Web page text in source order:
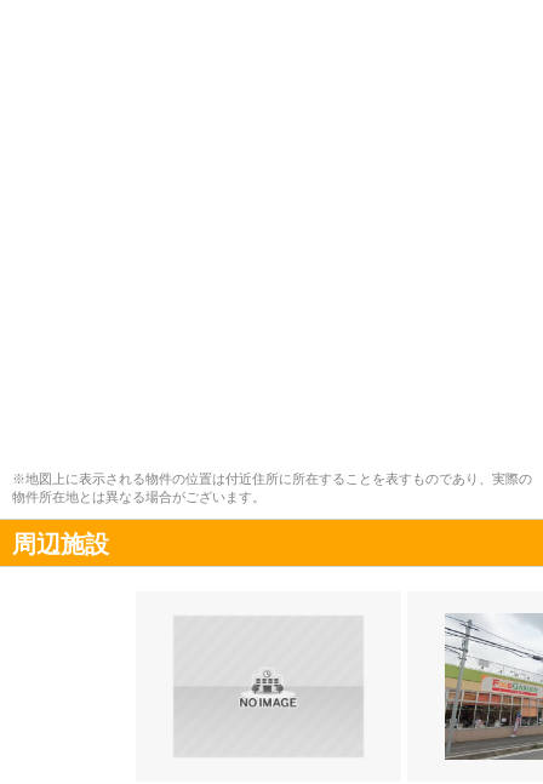
※地図上に表示される物件の位置は付近住所に所在することを表すものであり、実際の
物件所在地とは異なる場合がございます。
周辺施設